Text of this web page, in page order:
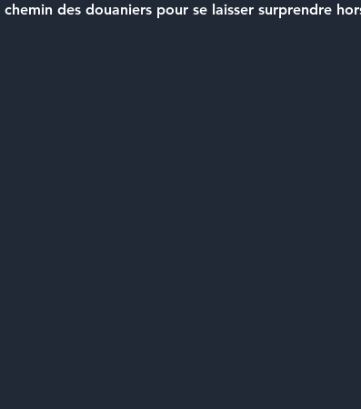
des douaniers pour se laisser surprendre